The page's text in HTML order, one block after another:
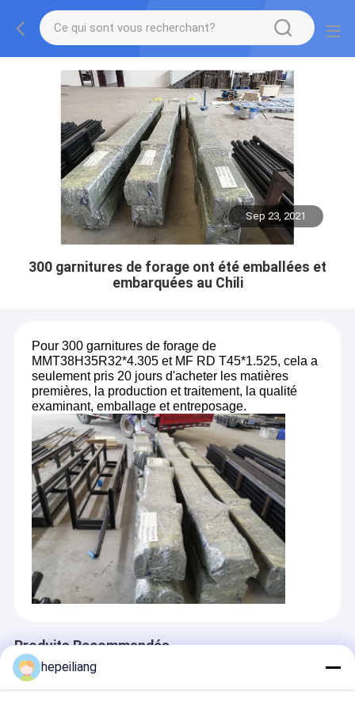
Sep 23, 2021
300 garnitures de forage ont été emballées et
embarquées au Chili
Pour 300 garnitures de forage de
MMT38H35R32*4.305 et MF RD T45*1.525, cela a
seulement pris 20 jours d'acheter les matières
premières, la production et traitement, la qualité
examinant, emballage et entreposage.
Produits Recommandés
hepeiliang